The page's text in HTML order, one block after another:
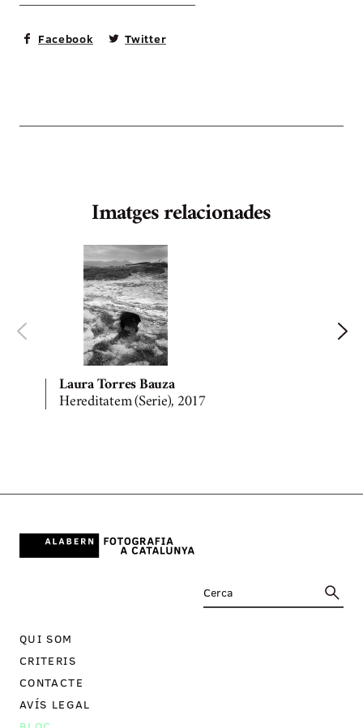
Facebook Twitter
Imatges relacionades
Laura Torres Bauza
Hereditatem (Serie), 2017
QUI SOM
CRITERIS
CONTACTE
AVÍS LEGAL